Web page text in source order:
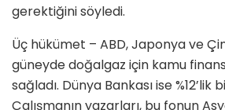
gerektiğini söyledi.
Üç hükümet – ABD, Japonya ve
güneyde doğalgaz için kamu
sağladı. Dünya Bankası ise %12’lik
Çalışmanın yazarları, bu fonun